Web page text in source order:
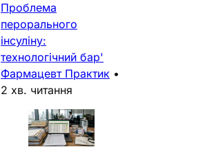
Проблема
перорального
інсуліну:
технологічний бар'
Фармацевт Практик •
2 хв. читання